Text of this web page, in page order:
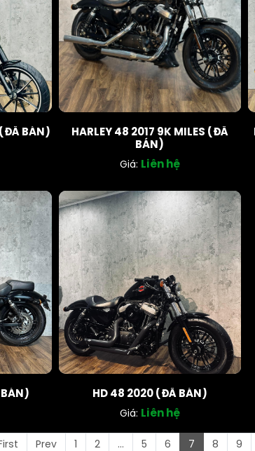
(ĐÃ BÁN)
HARLEY 48 2017 9K MILES (ĐÃ
BÁN)
Giá: Liên hệ
BÁN) HD 48 2020 (ĐÃ BÁN)
Giá: Liên hệ
First Prev 2 ... 5 6 7 8 9